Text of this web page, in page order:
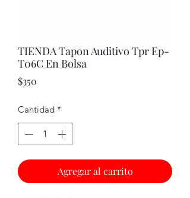
TIENDA Tapon Auditivo Tpr Ep-
T06C En Bolsa
$350
Cantidad *
Agregar al carrito